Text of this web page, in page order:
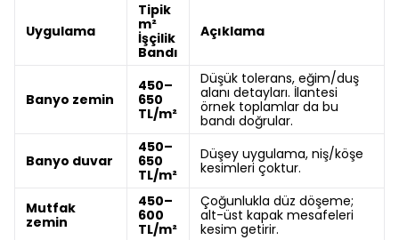
Uygulama
Tipik
m²
İşçilik
Bandı
Açıklama
Banyo zemin
450–
650
TL/m²
Düşük tolerans, eğim/duş
alanı detayları. İlantesi
örnek toplamlar da bu
bandı doğrular.
Banyo duvar
450–
650
TL/m²
Düşey uygulama, niş/köşe
kesimleri çoktur.
Mutfak
zemin
450–
600
TL/m²
Çoğunlukla düz döşeme;
alt-üst kapak mesafeleri
kesim getirir.